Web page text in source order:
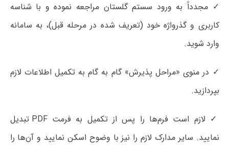
✓ مجدداً به ورود سستم گلستان مراجعه نموده و با شناسه
کاربری و گذرواژه خود (تعریف شده در مرحله قبل)، به سامانه
وارد شوید.
✓ در منوی «مراحل پذیرش» گام به گام به تکمیل اطلاعات لازم
بپردازید.
✓ لازم است فرم‌ها را پس از تکمیل به فرمت PDF تبدیل
نمایید. سایر مدارک لازم را نیز با وضوح اسکن نمایید و آن‌ها را